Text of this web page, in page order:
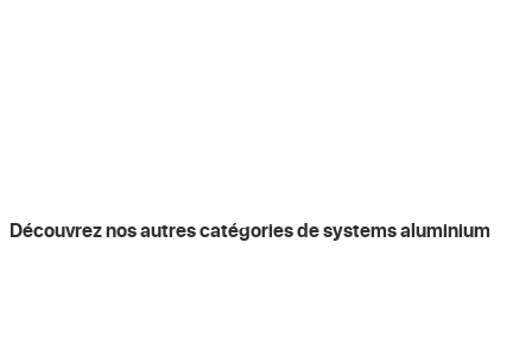
Découvrez nos autres catégories de systems aluminium